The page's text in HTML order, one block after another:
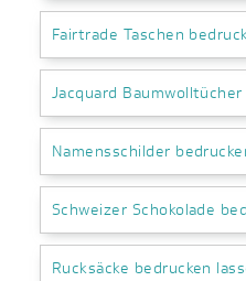
Fairtrade Taschen
Jacquard
Namensschilder
Schweizer Schokolade
Rucksäcke bedrucken